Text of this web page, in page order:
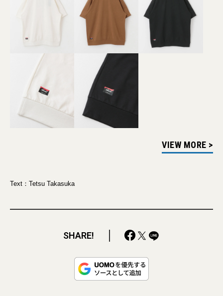
VIEW MORE >
Text：Tetsu Takasuka
SHARE!